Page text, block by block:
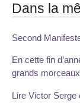
Dans la
Second
En cette fin
grands
Lire Victor Serge